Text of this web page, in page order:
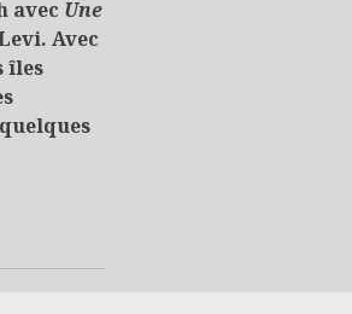
avec Une
Avec
îles